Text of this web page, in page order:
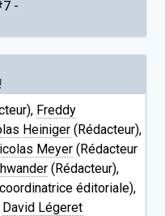
-
Freddy
Heiniger (Rédacteur),
Meyer (Rédacteur
(Rédacteur),
éditoriale),
David Légeret